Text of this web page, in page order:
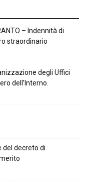
– Indennità di
straordinario
degli Uffici
dell’Interno.
del decreto di